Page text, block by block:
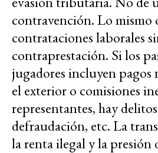
contravención. Lo mismo
contrataciones laborales
contraprestación. Si los
jugadores incluyen pagos
el exterior o comisiones
representantes, hay
defraudación, etc. La
la renta ilegal y la presión